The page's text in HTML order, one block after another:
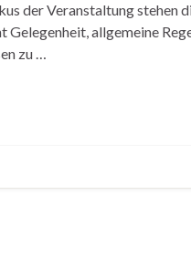
der Veranstaltung stehen
allgemeine
zu …